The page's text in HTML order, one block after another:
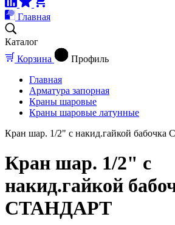
Главная
Каталог
Корзина
Профиль
Главная
Арматура запорная
Краны шаровые
Краны шаровые латунные
Кран шар. 1/2" с накид.гайкой
Кран шар. 1/2" с
накид.гайкой
СТАНДАРТ